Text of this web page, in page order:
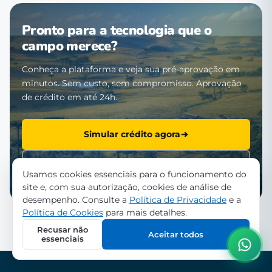
Pronto para a tecnologia que o
campo merece?
Conheça a plataforma e veja sua pré-aprovação em
minutos. Sem custo, sem compromisso. Aprovação
de crédito em até 24h.
Simular crédito agora
Usamos cookies essenciais para o funcionamento do
site e, com sua autorização, cookies de análise de
desempenho. Consulte a Política de Privacidade e a
Política de Cookies para mais detalhes.
Recusar não
essenciais
Aceitar todos